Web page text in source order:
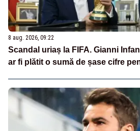
8 aug. 2026, 09:22
Scandal uriaș la FIFA. Gianni
ar fi plătit o sumă de șase cifre